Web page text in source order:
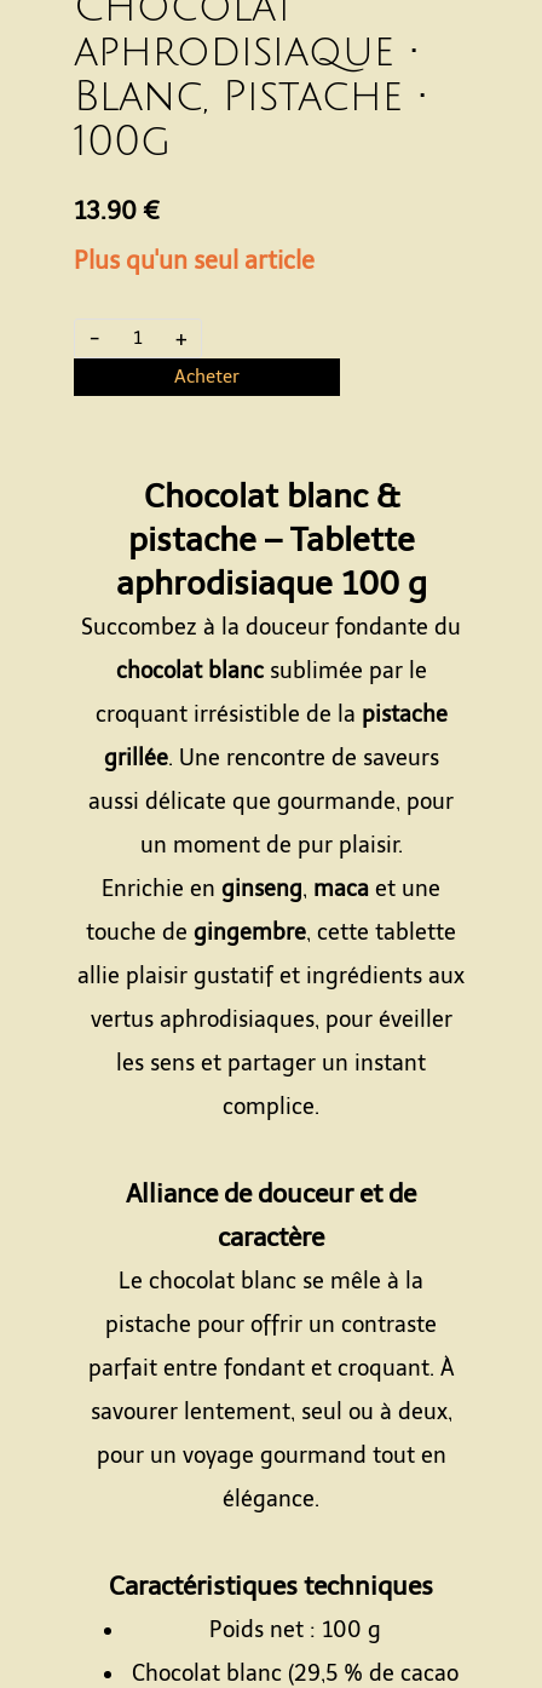
aphrodisiaque •
Blanc, Pistache •
100g
13.90 €
Plus qu'un seul article
- +
Acheter
Chocolat blanc &
pistache – Tablette
aphrodisiaque 100 g
Succombez à la douceur fondante du
chocolat blancsublimée par le
croquant irrésistible de la pistache
grillée. Une rencontre de saveurs
aussi délicate que gourmande, pour
un moment de pur plaisir.
Enrichie en ginseng, maca et une
touche de gingembre, cette tablette
allie plaisir gustatif et ingrédients aux
vertus aphrodisiaques, pour éveiller
les sens et partager un instant
complice.
Alliance de douceur et de
caractère
Le chocolat blanc se mêle à la
pistache pour offrir un contraste
parfait entre fondant et croquant. À
savourer lentement, seul ou à deux,
pour un voyage gourmand tout en
élégance.
Caractéristiques techniques
Poids net : 100 g
Chocolat blanc (29,5 % de cacao